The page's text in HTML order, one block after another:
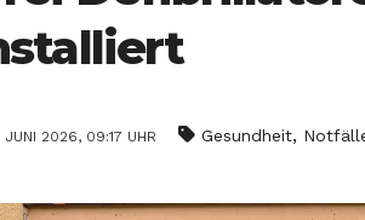
JUNI 2026, 09:17 UHR Gesundheit,